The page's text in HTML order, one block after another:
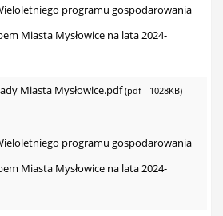
programu gospodarowania
Miasta Mysłowice na lata 2024-
Miasta Mysłowice.pdf(pdf - 1028KB)
programu gospodarowania
Miasta Mysłowice na lata 2024-